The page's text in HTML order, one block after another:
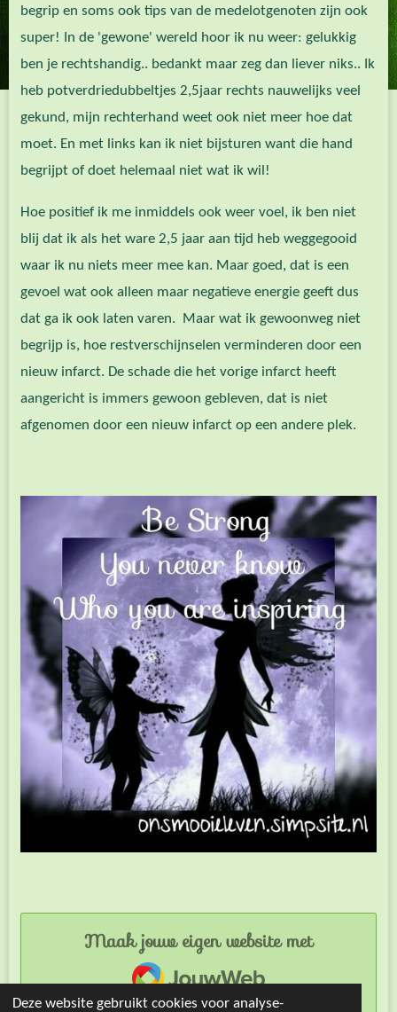
Deze website gebruikt cookies voor analyse-
begrip en soms ook tips van de medelotgenoten zijn ook
super! In de 'gewone' wereld hoor ik nu weer: gelukkig
ben je rechtshandig.. bedankt maar zeg dan liever niks.. Ik
heb potverdriedubbeltjes 2,5jaar rechts nauwelijks veel
gekund, mijn rechterhand weet ook niet meer hoe dat
moet. En met links kan ik niet bijsturen want die hand
begrijpt of doet helemaal niet wat ik wil!
Hoe positief ik me inmiddels ook weer voel, ik ben niet
blij dat ik als het ware 2,5 jaar aan tijd heb weggegooid
waar ik nu niets meer mee kan. Maar goed, dat is een
gevoel wat ook alleen maar negatieve energie geeft dus
dat ga ik ook laten varen. Maar wat ik gewoonweg niet
begrijp is, hoe restverschijnselen verminderen door een
nieuw infarct. De schade die het vorige infarct heeft
aangericht is immers gewoon gebleven, dat is niet
afgenomen door een nieuw infarct op een andere plek.
Maak jouw eigen website met
JouwWeb